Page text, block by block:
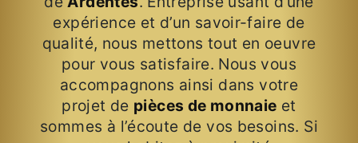
expérience et d’un savoir-faire de
qualité, nous mettons tout en oeuvre
pour vous satisfaire. Nous vous
accompagnons ainsi dans votre
projet de pièces de monnaie et
sommes à l’écoute de vos besoins. Si